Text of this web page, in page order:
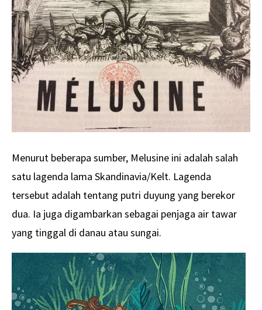
Menurut beberapa sumber, Melusine ini adalah salah
satu lagenda lama Skandinavia/Kelt. Lagenda
tersebut adalah tentang putri duyung yang berekor
dua. Ia juga digambarkan sebagai penjaga air tawar
yang tinggal di danau atau sungai.